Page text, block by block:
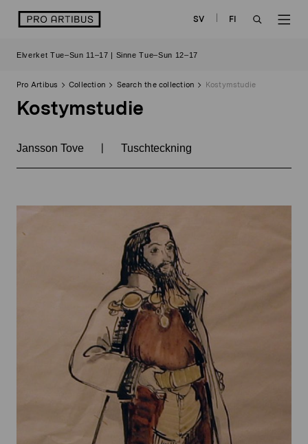
logo SV
FI
Elverket Tue–Sun 11–17 | Sinne Tue–Sun 12–17
Pro Artibus Collection Search the collection Kostymstudie
Kostymstudie
Jansson Tove | Tuschteckning